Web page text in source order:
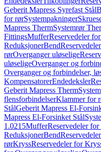
Geberit Mapress Syrefast Stål
for rørSystempakninger
Mapress ThermSystemrør
FittingsMufferReservedeler
ReduksjonerBend
rørOverganger uløselige
uløseligeOverganger og
Overganger og forbindelser,
KompensatorerEndedeksler
Geberit Mapress Therm
flensforbindelserKlammer for
StålGeberit Mapress El-
Mapress El-Forsinket Stål
1.0215MufferReservedeler
ReduksjonerBend
rørKryssReservedeler for